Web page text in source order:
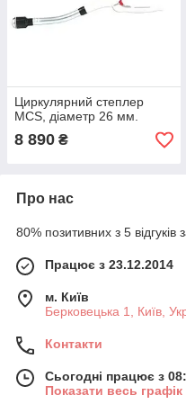
Циркулярний степлер
MCS, діаметр 26 мм.
8 890 ₴
Про нас
80% позитивних з 5 відгуків
Працює з 23.12.2014
м. Київ
Берковецька 1, Київ,
Контакти
Сьогодні працює з
Показати весь